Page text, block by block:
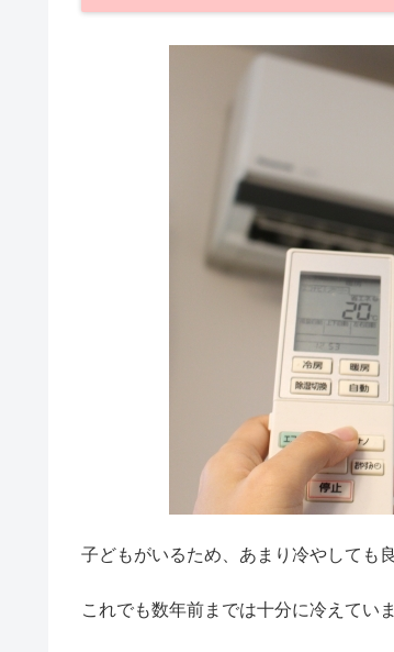
子どもがいるため、あまり冷やしても
これでも数年前までは十分に冷えていま